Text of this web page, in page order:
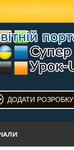
ДОДАТИ РОЗРОБКУ